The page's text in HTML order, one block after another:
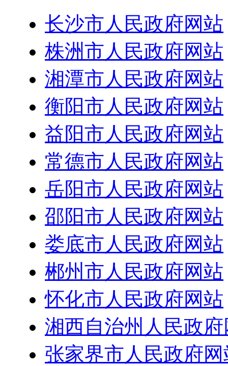
长沙市人民政府网站
株洲市人民政府网站
湘潭市人民政府网站
衡阳市人民政府网站
益阳市人民政府网站
常德市人民政府网站
岳阳市人民政府网站
邵阳市人民政府网站
娄底市人民政府网站
郴州市人民政府网站
怀化市人民政府网站
湘西自治州人民政
张家界市人民政府网